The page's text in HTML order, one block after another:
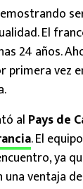
El
24 años.
primera vez
al Pays de
. El
ya
ventaja